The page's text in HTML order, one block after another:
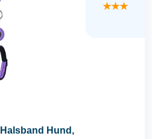
★★★
Hund,